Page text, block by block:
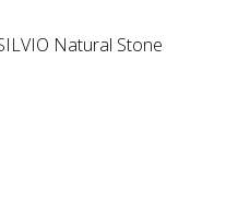
Natural Stone